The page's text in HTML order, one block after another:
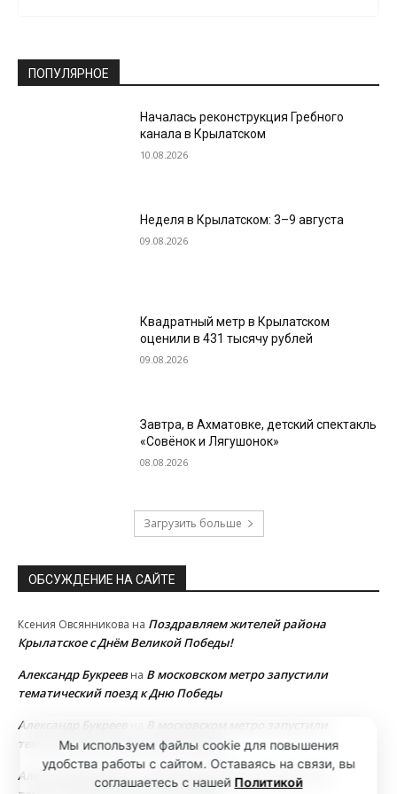
ПОПУЛЯРНОЕ
Началась реконструкция Гребного
канала в Крылатском
10.08.2026
Неделя в Крылатском: 3–9 августа
09.08.2026
Квадратный метр в Крылатском
оценили в 431 тысячу рублей
09.08.2026
Завтра, в Ахматовке, детский спектакль
«Совёнок и Лягушонок»
08.08.2026
Загрузить больше
ОБСУЖДЕНИЕ НА САЙТЕ
Ксения Овсянникова на Поздравляем жителей района
Крылатское с Днём Великой Победы!
Александр Букреевна В московском метро запустили
тематический поезд к Дню Победы
Александр Букреев
В московском метро запустили
тематический поезд к Дню Победы
Александр Букреев
В московском метро запустили
Мы используем файлы cookie для повышения
удобства работы с сайтом. Оставаясь на связи, вы
соглашаетесь с нашей Политикой